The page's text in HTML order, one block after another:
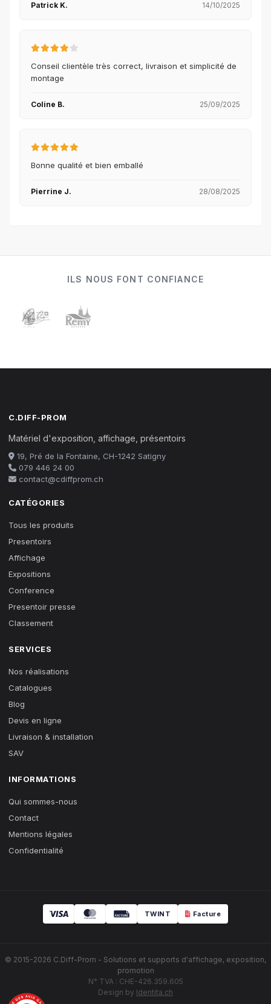
Patrick K. 14/10/2025
Conseil clientèle très correct, livraison et simplicité de
montage
Coline B. 25/09/2025
Bonne qualité et bien emballé
Pierrine J. 28/08/2025
ILS NOUS FONT CONFIANCE
C.DIFF-PROM
Matériel d'exposition, affichage, présentoirs
19, Pré de la Fontaine, CH-1242 Satigny
079 446 24 00
contact@cdiffprom.ch
CATÉGORIES
Tous les produits
Presentoirs
Affichage
Expositions
Conference
Presentoir presse
Classement
SERVICES
Nos réalisations
Catalogues
Blog
Devis en ligne
Livraison & installation
SAV
INFORMATIONS
Qui sommes-nous
Contact
Mentions légales
Confidentialité
TWINT Facture
© 2015-2026 C.Diff-Prom - Solutions et supports d'affichage, exposition,
promotion
N° TVA : CHE-426.359.605
Design by Identita.ch